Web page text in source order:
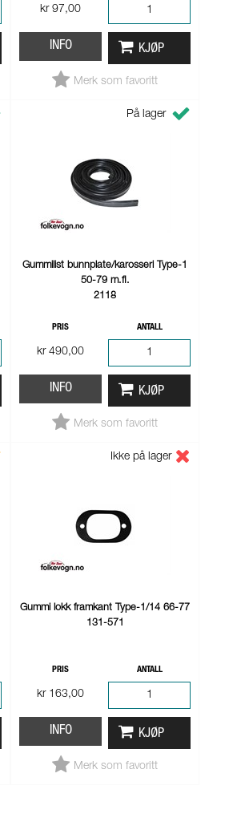
kr 97,00
INFO KJØP
Merk som favoritt
På lager
Gummilist bunnplate/karosseri Type-1
50-79 m.fl.
2118
PRIS
kr 490,00
ANTALL
INFO KJØP
Merk som favoritt
Ikke på lager
Gummi lokk framkant Type-1/14 66-77
131-571
PRIS
kr 163,00
ANTALL
INFO KJØP
Merk som favoritt